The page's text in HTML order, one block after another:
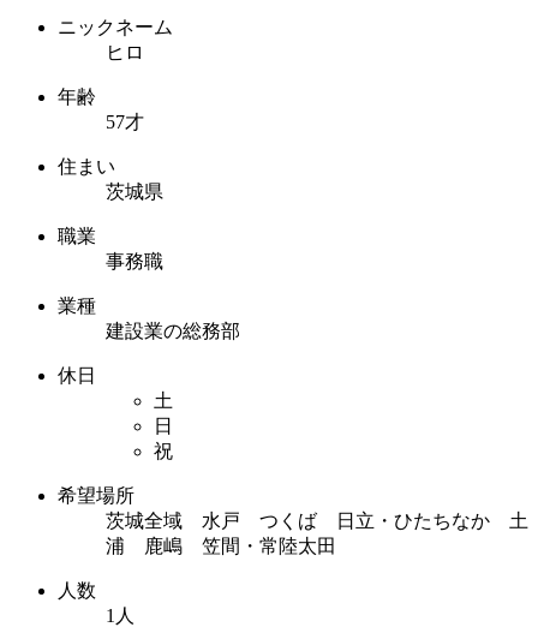
ニックネーム
ヒロ
年齢
57才
住まい
茨城県
職業
事務職
業種
建設業の総務部
休日
土
日
祝
希望場所
茨城全域 水戸 つくば 日立・ひたちなか 土
浦 鹿嶋 笠間・常陸太田
人数
1人